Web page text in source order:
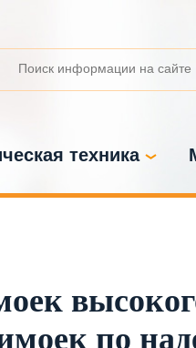
техника
по